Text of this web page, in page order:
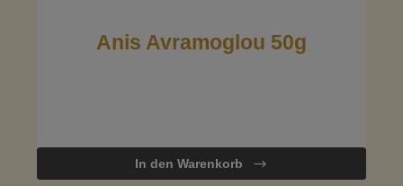
Anis Avramoglou 50g
In den Warenkorb